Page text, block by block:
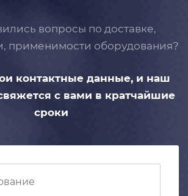
вопросы по доставке,
применимости оборудования?
контактные данные, и наш
с вами в кратчайшие
сроки